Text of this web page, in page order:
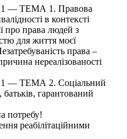
— ТЕМА 1. Правова
в контексті
про права людей з
для життя моєї
права –
нереалізованості
— ТЕМА 2. Соціальний
батьків, гарантований
потребу!
реабілітаційними